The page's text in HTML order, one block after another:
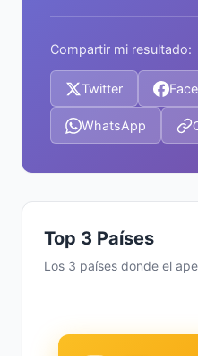
Compartir mi resultado:
Twitter
WhatsApp
Top 3 Países
Los 3 países donde el